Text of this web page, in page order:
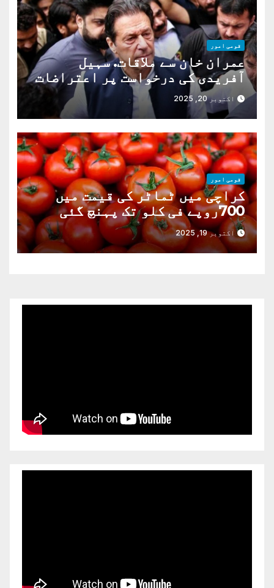
قومی امور
عمران خان سے ملاقات. سہیل
آفریدی کی درخواست پر اعتراضات
دوراکتوبر 20, 2025
قومی امور
کراچی میں ٹماٹر کی قیمت میں
700روپے فی کلو تک پہنچ گئی
اکتوبر 19, 2025